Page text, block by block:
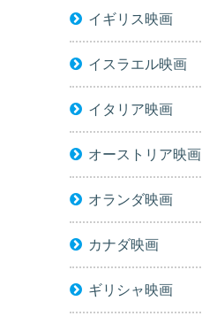
イギリス映画
イスラエル映画
イタリア映画
オーストリア映画
オランダ映画
カナダ映画
ギリシャ映画